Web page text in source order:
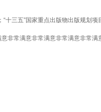
十三五”国家重点出版物出版规划项
非常满意非常满意非常满意非常